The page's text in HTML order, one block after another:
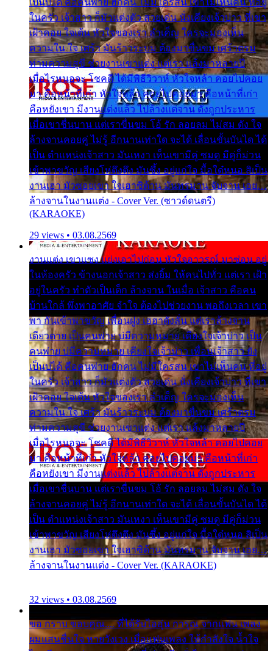
ในครัว เจ้าสาว ก็มัวแต่งตัว สวยเด่น นั่งเคียงเจ้าบ่าว ที่เขา
เฝ้าคอย ใจเต้น หัวใจของเรา ลำเค็ญ ใครจะมองเห็น
ความใน ใจ เศร้า มันร้าวระบม ต้องมาขื่นขม เศร้าตรม
ท่ามความสุขี ช่วยงานเขาแต่ง แต่เรา แล้งมาหลายปี
เมื่อไรหนอจะ โชคดี ได้มีพิธีวิวาห์ หัวใจหล้า คอยไปคอย
มา คือหน้าที่เก่า หัวใจหล้า คอยไปคอยมา คือหน้าที่เก่า
คือหยังเขา มีงานแต่งแล้ว ไปล้างแต่จาน ดั่งถูกประหาร
เมื่อเขาชื่นบาน แต่เราขื่นขม โอ้ รัก ลอยลม ไม่สม ดัง ใจ
ล้างจานคอยคู่ ไม่รู้ อีกนานเท่าใด จะได้ เลื่อนขั้นบันได ได้
เป็น ตำแหน่งเจ้าสาว มันเหงา เห็นเขามีคู่ ซมดู มีคู่ก็ม่วน
เข้าพาขวัญ เสียงโห่ตึงตึง มันซึ้ง อยู่แก่ใจ มื้อใด๋หนอ สิเป็น
งานเฮา มัวซอยเขา ใจเฮาซิด้าน มันทรมาน จับจาน เอย…
ล้างจานในงานแต่ง - Cover Ver. (ซาวด์ดนตรี)
(KARAOKE)
29 views • 03.08.2569
งานแต่ง เขาแซง แย่งเอาไปก่อน หัวใจอาวรณ์ มาซ่อน อยู่
ในห้องครัว ข้างนอกเจ้าสาว ส่งยิ้ม ให้คนไปทั่ว แต่เรา เฝ้า
อยู่ในครัว ทำตัวเป็นเด็ก ล้างจาน ในเมื่อ เจ้าสาว คือคน
บ้านใกล้ พึ่งพาอาศัย จำใจ ต้องไปช่วยงาน พอถึงเวลา เขา
พา กันเข้าพาขวัญ เพื่อนฝูง เฮฮาดังลั่น แต่เราล้างจาน
เดียวดาย เป็นคนพ่าย บ่มีความหมาย เคียงใจเจ้าบ่าว เป็น
คนพ่าย บ่มีความหมาย เคียงใจเจ้าบ่าว เพื่อนเจ้าสาว ยัง
เป็นบ่ได้ คือคนพ่าย ฮักคน ไม่มีใครสน เขาไม่เห็นคน ที่อยู่
ในครัว เจ้าสาว ก็มัวแต่งตัว สวยเด่น นั่งเคียงเจ้าบ่าว ที่เขา
เฝ้าคอย ใจเต้น หัวใจของเรา ลำเค็ญ ใครจะมองเห็น
ความใน ใจ เศร้า มันร้าวระบม ต้องมาขื่นขม เศร้าตรม
ท่ามความสุขี ช่วยงานเขาแต่ง แต่เรา แล้งมาหลายปี
เมื่อไรหนอจะ โชคดี ได้มีพิธีวิวาห์ หัวใจหล้า คอยไปคอย
มา คือหน้าที่เก่า หัวใจหล้า คอยไปคอยมา คือหน้าที่เก่า
คือหยังเขา มีงานแต่งแล้ว ไปล้างแต่จาน ดั่งถูกประหาร
เมื่อเขาชื่นบาน แต่เราขื่นขม โอ้ รัก ลอยลม ไม่สม ดัง ใจ
ล้างจานคอยคู่ ไม่รู้ อีกนานเท่าใด จะได้ เลื่อนขั้นบันได ได้
เป็น ตำแหน่งเจ้าสาว มันเหงา เห็นเขามีคู่ ซมดู มีคู่ก็ม่วน
เข้าพาขวัญ เสียงโห่ตึงตึง มันซึ้ง อยู่แก่ใจ มื้อใด๋หนอ สิเป็น
งานเฮา มัวซอยเขา ใจเฮาซิด้าน มันทรมาน จับจาน เอย…
ล้างจานในงานแต่ง - Cover Ver. (KARAOKE)
32 views • 03.08.2569
ขอ กราบ ขอบคุณ.... ที่ได้รับไออุ่น การุณ จากแฟน เพลง
ผมแสนชื่นใจ หายวังเวง เมื่อแฟนเพลง ให้กำลังใจ น้ำใจ